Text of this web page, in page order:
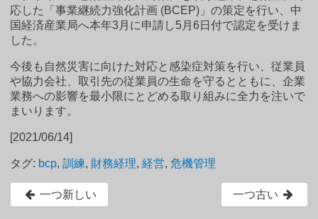
応した「事業継続力強化計画 (BCEP)」の策定を行い、中
国経済産業局へ本年3月に申請し5月6日付で認定を受けま
した。
今後も自然災害に向けた対応と感染症対策を行い、従業員
や協力会社、取引先の従業員の生命を守るとともに、企業
業務への影響を最小限にとどめる取り組みに全力を注いで
まいります。
[2021/06/14]
タグ: bcp,訓練, 財務経理,経営,危機管理
一つ新しい 一つ古い